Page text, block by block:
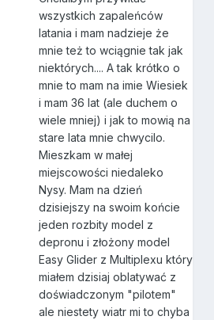
wszystkich zapaleńców
latania i mam nadzieje że
mnie też to wciągnie tak jak
niektórych.... A tak krótko o
mnie to mam na imie Wiesiek
i mam 36 lat (ale duchem o
wiele mniej) i jak to mowią na
stare lata mnie chwycilo.
Mieszkam w małej
miejscowości niedaleko
Nysy. Mam na dzień
dzisiejszy na swoim końcie
jeden rozbity model z
depronu i złożony model
Easy Glider z Multiplexu który
miałem dzisiaj oblatywać z
doświadczonym "pilotem"
ale niestety wiatr mi to chyba